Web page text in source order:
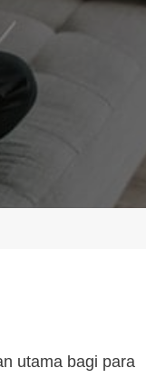
utama bagi para